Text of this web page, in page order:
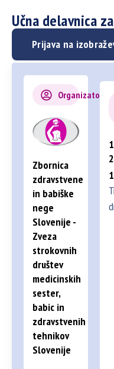
Učna delavnica
Prijava na
Organizator
Zbornica
zdravstvene
in babiške
nege
Slovenije -
Zveza
strokovnih
društev
medicinskih
sester,
babic in
zdravstvenih
tehnikov
Slovenije